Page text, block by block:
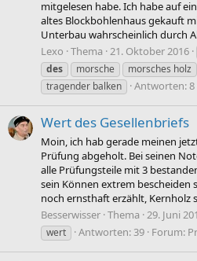
mitgelesen habe. Ich habe auf
altes Blockbohlenhaus gekauft
Unterbau wahrscheinlich durch
Lexo Thema 21. Oktober 2016
des
morsche morsches holz
tragender balken
Antworten: 8
Wert des Gesellenbriefs
Moin, ich hab gerade meinen
Prüfung abgeholt. Bei seinen
alle Prüfungsteile mit 3
sein Können extrem bescheiden
noch ernsthaft erzählt, Kernholz
Besserwisser Thema 29. Juni
wert
Antworten: 39 Forum: